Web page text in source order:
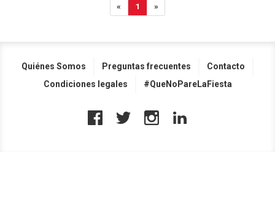
« 1 »
Quiénes Somos Preguntas frecuentes
Contacto
Condiciones legales
#QueNoPareLaFiesta